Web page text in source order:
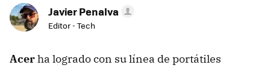
Javier Penalva
Editor - Tech
Acerha logrado con su línea de portátiles